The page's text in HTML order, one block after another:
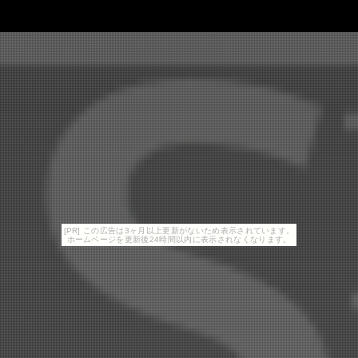
[PR] この広告は3ヶ月以上更新がないため表示されています。
ホームページを更新後24時間以内に表示されなくなります。